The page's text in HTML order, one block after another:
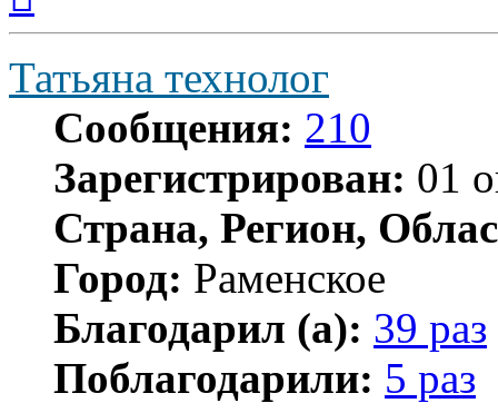
началу
Татьяна технолог
Сообщения: 210
Зарегистрирован: 01
Страна, Регион,
Город: Раменское
Благодарил (а): 39 раз
Поблагодарили: 5 раз